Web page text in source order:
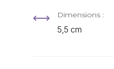
, Dimensions :
5,5 cm